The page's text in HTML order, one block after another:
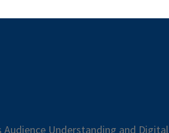
Understanding and Digital